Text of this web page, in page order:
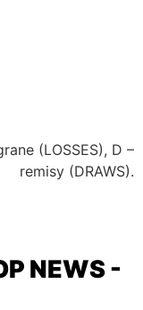
(LOSSES), D –
remisy (DRAWS).
NEWS -